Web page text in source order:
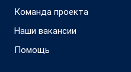
Команда проекта
Наши вакансии
Помощь